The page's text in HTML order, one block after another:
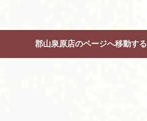
郡山泉原店のページへ移動する